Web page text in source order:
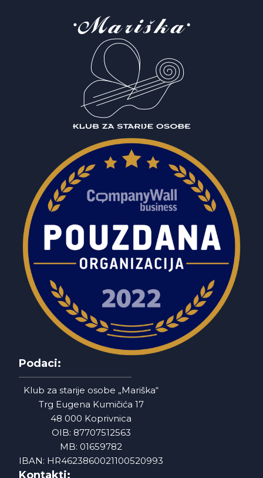
Podaci:
Klub za starije osobe „Mariška“
Trg Eugena Kumičića 17
48 000 Koprivnica
OIB: 87707512563
MB: 01659782
IBAN: HR4623860021100520993
Kontakti: